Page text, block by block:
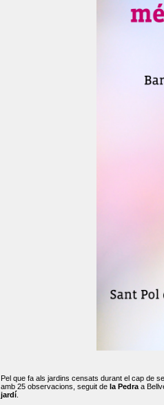
Pel que fa als jardins censats durant el cap de
amb 25 observacions, seguit de la Pedra a
jardí